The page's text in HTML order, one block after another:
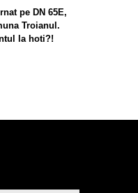
pe DN 65E,
Troianul.
la hoti?!